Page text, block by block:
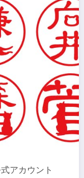
アカウント